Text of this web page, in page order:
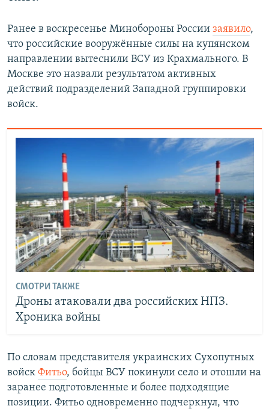
Ранее в воскресенье Минобороны России заявило,
что российские вооружённые силы на купянском
направлении вытеснили ВСУ из Крахмального. В
Москве это назвали результатом активных
действий подразделений Западной группировки
войск.
СМОТРИ ТАКЖЕ
Дроны атаковали два российских НПЗ.
Хроника войны
По словам представителя украинских Сухопутных
войск Фитьо, бойцы ВСУ покинули село и отошли на
заранее подготовленные и более подходящие
позиции. Фитьо одновременно подчеркнул, что